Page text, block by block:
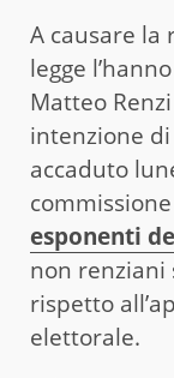
A causare la
legge
Matteo
intenzione
accaduto
commissione
esponenti
non renziani
rispetto
elettorale.